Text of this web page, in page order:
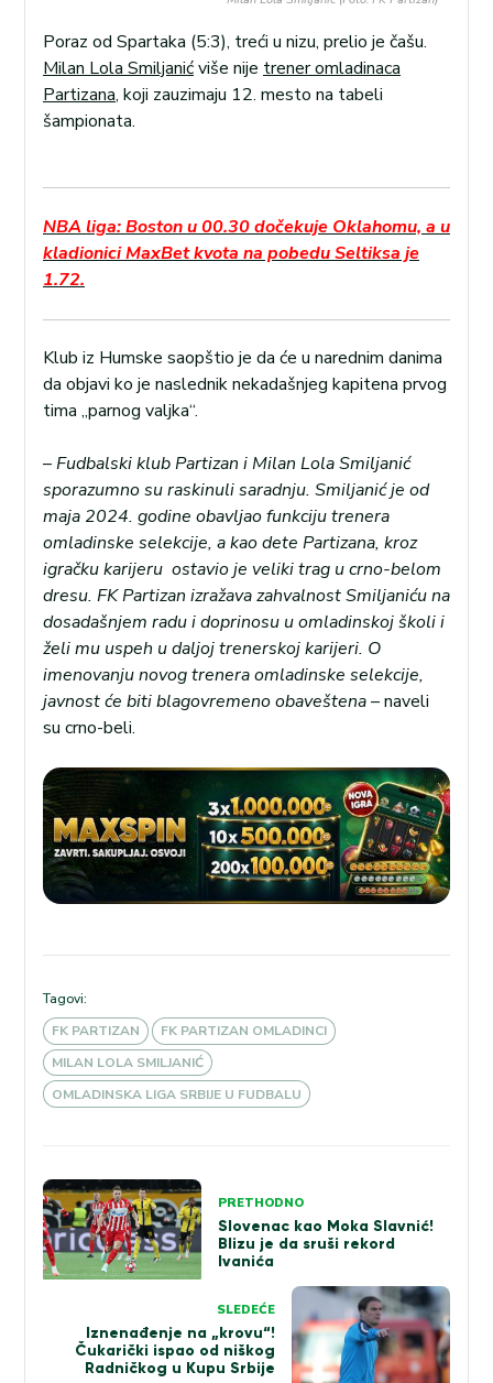
Poraz od Spartaka (5:3), treći u nizu, prelio je čašu.
Milan Lola Smiljanićviše nije trener omladinaca
Partizana, koji zauzimaju 12. mesto na tabeli
šampionata.
NBA liga: Boston u 00.30 dočekuje Oklahomu, a u
kladionici MaxBet kvota na pobedu Seltiksa je
1.72.
Klub iz Humske saopštio je da će u narednim danima
da objavi ko je naslednik nekadašnjeg kapitena prvog
tima „parnog valjka“.
–Fudbalski klub Partizan i Milan Lola Smiljanić
sporazumno su raskinuli saradnju. Smiljanić je od
maja 2024. godine obavljao funkciju trenera
omladinske selekcije, a kao dete Partizana, kroz
igračku karijeru ostavio je veliki trag u crno-belom
dresu. FK Partizan izražava zahvalnost Smiljaniću na
dosadašnjem radu i doprinosu u omladinskoj školi i
želi mu uspeh u daljoj trenerskoj karijeri. O
imenovanju novog trenera omladinske selekcije,
javnost će biti blagovremeno obaveštena– naveli
su crno-beli.
Tagovi:
FK PARTIZAN
FK PARTIZAN OMLADINCI
MILAN LOLA SMILJANIĆ
OMLADINSKA LIGA SRBIJE U FUDBALU
Kretanje
članka
PRETHODNO
Slovenac kao Moka Slavnić!
Blizu je da sruši rekord
Ivanića
SLEDEĆE
Iznenađenje na „krovu“!
Čukarički ispao od niškog
Radničkog u Kupu Srbije